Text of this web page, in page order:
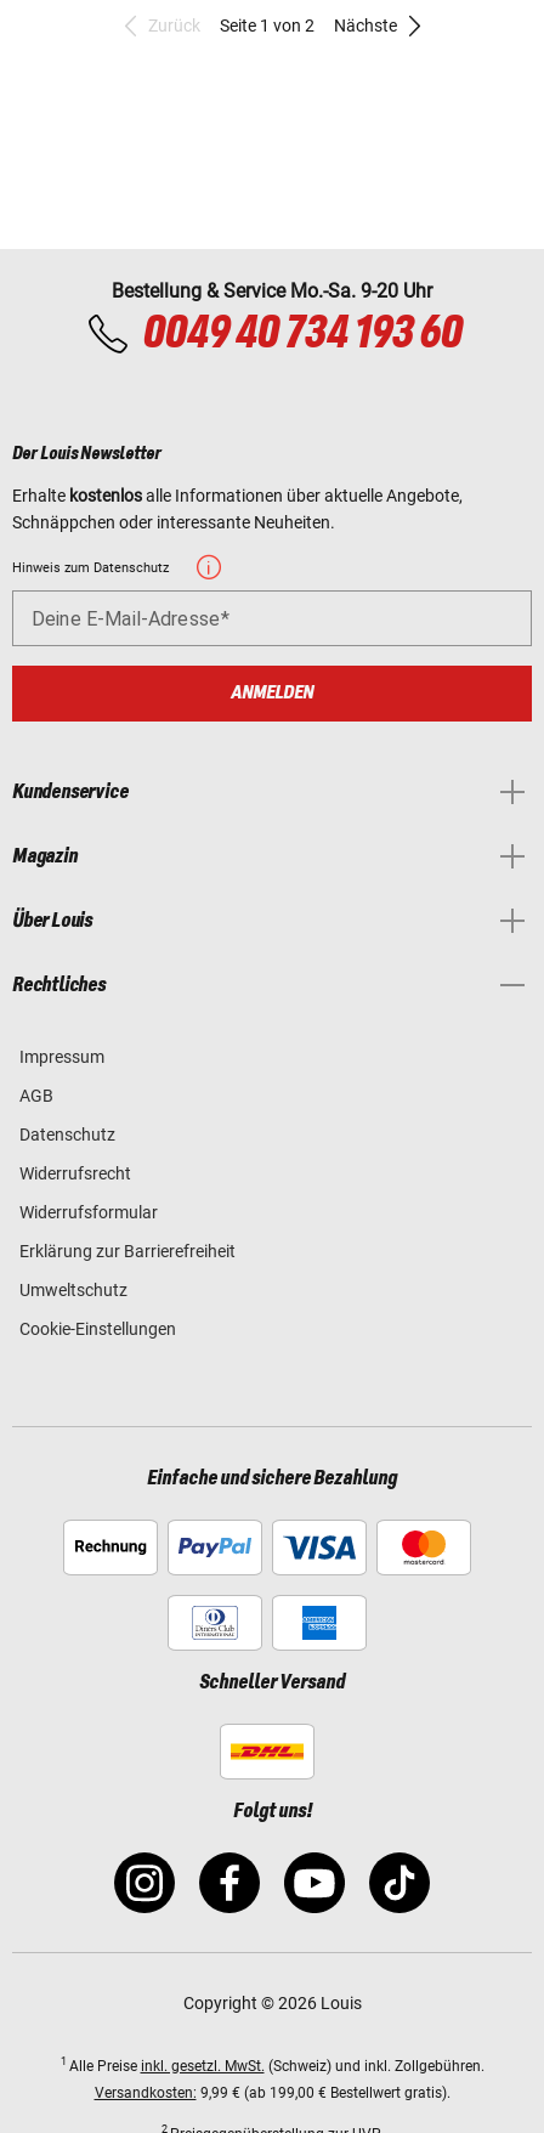
Zurück Seite 1 von 2 Nächste
Bestellung & Service Mo.-Sa. 9-20 Uhr
0049 40 734 193 60
Der Louis Newsletter
Erhalte kostenlosalle Informationen über aktuelle Angebote,
Schnäppchen oder interessante Neuheiten.
Hinweis zum Datenschutz
Deine E-Mail-Adresse
ANMELDEN
Kundenservice
Magazin
Über Louis
Rechtliches
Impressum
AGB
Datenschutz
Widerrufsrecht
Widerrufsformular
Erklärung zur Barrierefreiheit
Umweltschutz
Cookie-Einstellungen
Einfache und sichere Bezahlung
Schneller Versand
Folgt uns!
Copyright © 2026 Louis
1 Alle Preise inkl. gesetzl. MwSt. (Schweiz) und inkl. Zollgebühren.
Versandkosten: 9,99 € (ab 199,00 € Bestellwert gratis).
2